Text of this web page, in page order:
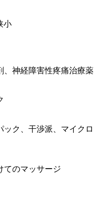
小
、神経障害性疼痛治療薬
ック、干渉派、マイクロ
てのマッサージ